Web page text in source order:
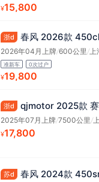
¥15,800
浙d 春风 2026款
2026年04月上牌/600公里/上
准新车 0次过户
¥19,800
浙d qjmotor 2025款
2025年07月上牌/7500公里/
¥17,800
苏d 春风 2024款